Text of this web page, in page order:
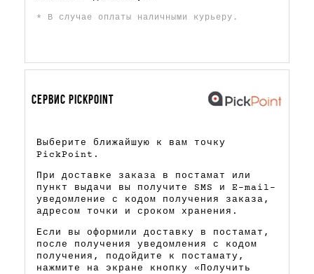
* В случае оплаты наличными курьеру.
СЕРВИС PICKPOINT
Выберите ближайшую к вам точку
PickPoint.
При доставке заказа в постамат или
пункт выдачи вы получите SMS и E-mail-
уведомление с кодом получения заказа,
адресом точки и сроком хранения.
Если вы оформили доставку в постамат,
после получения уведомления с кодом
получения, подойдите к постамату,
нажмите на экране кнопку «Получить